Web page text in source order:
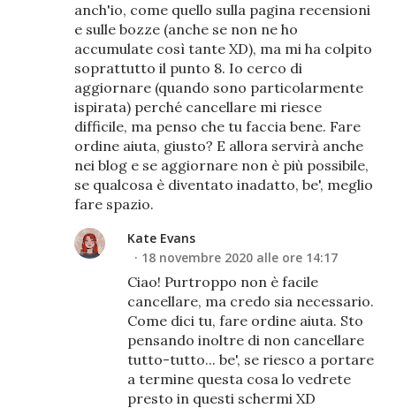
anch'io, come quello sulla pagina recensioni
e sulle bozze (anche se non ne ho
accumulate così tante XD), ma mi ha colpito
soprattutto il punto 8. Io cerco di
aggiornare (quando sono particolarmente
ispirata) perché cancellare mi riesce
difficile, ma penso che tu faccia bene. Fare
ordine aiuta, giusto? E allora servirà anche
nei blog e se aggiornare non è più possibile,
se qualcosa è diventato inadatto, be', meglio
fare spazio.
Kate Evans
18 novembre 2020 alle ore 14:17
Ciao! Purtroppo non è facile
cancellare, ma credo sia necessario.
Come dici tu, fare ordine aiuta. Sto
pensando inoltre di non cancellare
tutto-tutto... be', se riesco a portare
a termine questa cosa lo vedrete
presto in questi schermi XD